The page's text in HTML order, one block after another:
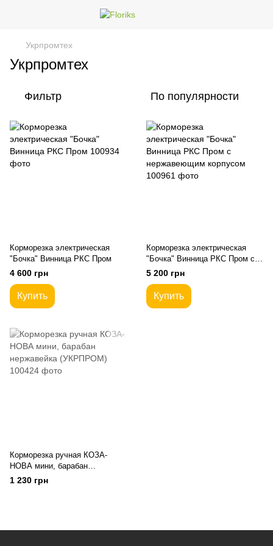
Укрпромтех
Укрпромтех
Фильтр По популярности
Корморезка электрическая
"Бочка" Винница РКС Пром
4 600 грн
Купить
Корморезка электрическая
"Бочка" Винница РКС Пром с
нержавеющим корпусом
5 200 грн
Купить
Корморезка ручная КОЗА-
НОВА мини, барабан
нержавейка (УКРПРОМ)
1 230 грн